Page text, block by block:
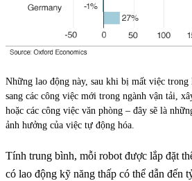
Những lao động này, sau khi bị mất việc trong
sang các công việc mới trong ngành vận tải,
hoặc các công việc văn phòng – đây sẽ là
ảnh hưởng của việc tự động hóa.
Tính trung bình, mỗi robot được lắp đặt
có lao động kỹ năng thấp có thể dẫn đến